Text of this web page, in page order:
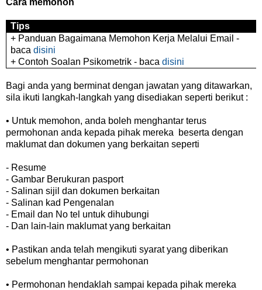
Tips
+ Panduan Bagaimana Memohon Kerja Melalui Email -
bacadisini
+ Contoh Soalan Psikometrik - bacadisini
Bagi anda yang berminat dengan jawatan yang ditawarkan,
sila ikuti langkah-langkah yang disediakan seperti berikut :
• Untuk memohon, anda boleh menghantar terus
permohonan anda kepada pihak mereka beserta dengan
maklumat dan dokumen yang berkaitan seperti
- Resume
- Gambar Berukuran pasport
- Salinan sijil dan dokumen berkaitan
- Salinan kad Pengenalan
- Email dan No tel untuk dihubungi
- Dan lain-lain maklumat yang berkaitan
• Pastikan anda telah mengikuti syarat yang diberikan
sebelum menghantar permohonan
• Permohonan hendaklah sampai kepada pihak mereka